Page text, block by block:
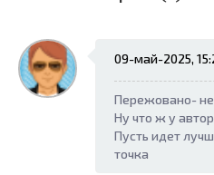
09-май-2025,
Пережовано- не
Ну что ж у
Пусть идет
точка